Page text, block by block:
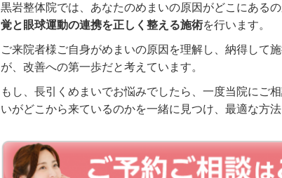
黒岩整体院では、あなたのめまいの原因がどこにある
覚と眼球運動の連携を正しく整える施術を行います。
ご来院者様ご自身がめまいの原因を理解し、納得して
が、改善への第一歩だと考えています。
もし、長引くめまいでお悩みでしたら、一度当院にご
いがどこから来ているのかを一緒に見つけ、最適な方